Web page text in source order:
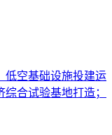
低空基础设施投建运
合试验基地打造；